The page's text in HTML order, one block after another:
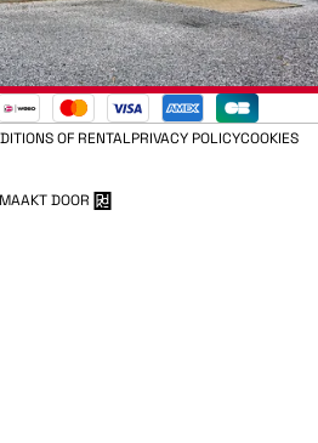
OF RENTALPRIVACY POLICYCOOKIES
DOOR